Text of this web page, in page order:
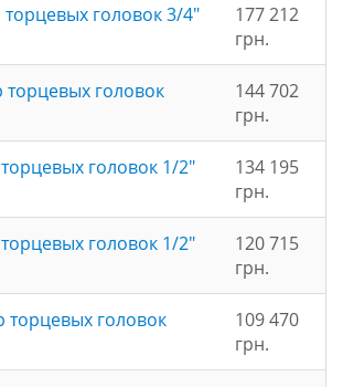
головок 3/4"
177 212
грн.
головок
144 702
грн.
головок 1/2"
134 195
грн.
головок 1/2"
120 715
грн.
головок
109 470
грн.